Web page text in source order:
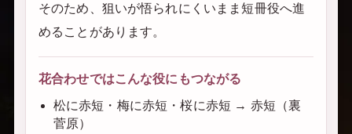
そのため、狙いが悟られにくいまま短冊役へ進
めることがあります。
花合わせではこんな役にもつながる
松に赤短・梅に赤短・桜に赤短 → 赤短（裏
菅原）